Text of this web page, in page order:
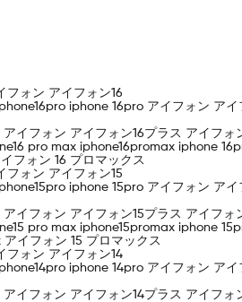
フォン アイフォン16
iphone 16pro アイフォン ア
イフォン アイフォン16プラス アイフォ
pro max iphone16promax iphone
フォン 16 プロマックス
フォン アイフォン15
iphone 15pro アイフォン ア
イフォン アイフォン15プラス アイフォ
pro max iphone15promax iphone
イフォン 15 プロマックス
フォン アイフォン14
iphone 14pro アイフォン ア
イフォン アイフォン14プラス アイフォ